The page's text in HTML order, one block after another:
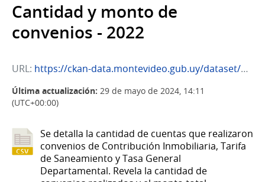
Cantidad y monto de
convenios - 2022
URL: https://ckan-data.montevideo.gub.uy/dataset/64ff433f-0b78-4c35-bacf-7cf0318bf07e/resource/42b78e08-bedb-4f5b-abc8-eca65e138402/download/convenios_2022.csv
Última actualización: 29 de mayo de 2024, 14:11
(UTC+00:00)
Se detalla la cantidad de cuentas que realizaron
convenios de Contribución Inmobiliaria, Tarifa
de Saneamiento y Tasa General
Departamental. Revela la cantidad de